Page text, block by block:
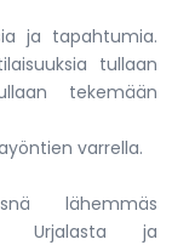
ja tapahtumia.
tullaan
tekemään
varrella.
lähemmäs
Urjalasta ja